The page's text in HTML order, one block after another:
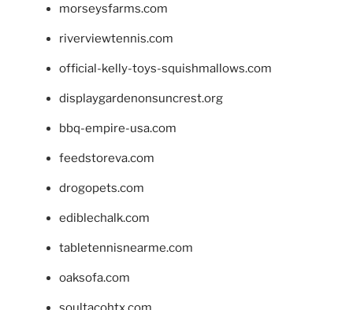
morseysfarms.com
riverviewtennis.com
official-kelly-toys-squishmallows.com
displaygardenonsuncrest.org
bbq-empire-usa.com
feedstoreva.com
drogopets.com
ediblechalk.com
tabletennisnearme.com
oaksofa.com